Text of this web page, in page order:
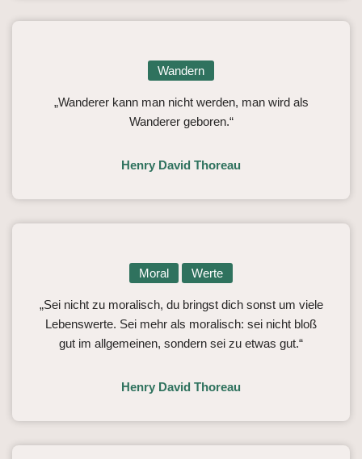
Wandern
„Wanderer kann man nicht werden, man wird als
Wanderer geboren.“
Henry David Thoreau
Moral Werte
„Sei nicht zu moralisch, du bringst dich sonst um viele
Lebenswerte. Sei mehr als moralisch: sei nicht bloß
gut im allgemeinen, sondern sei zu etwas gut.“
Henry David Thoreau